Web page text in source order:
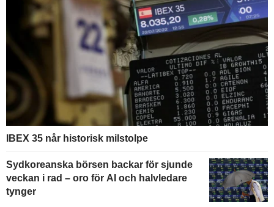
IBEX 35 når historisk milstolpe
Sydkoreanska börsen backar för sjunde
veckan i rad – oro för AI och halvledare
tynger